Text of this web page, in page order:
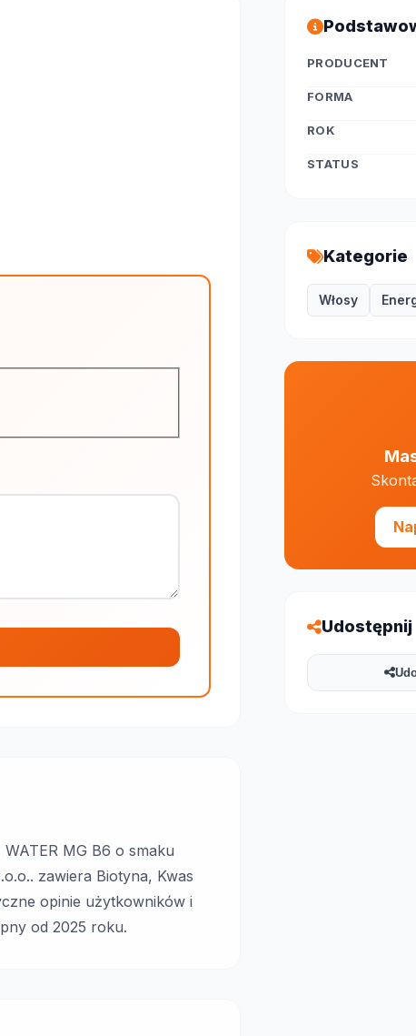
Maksymalnie 1000 znaków
MG B6 o smaku
zawiera Biotyna, Kwas
opinie użytkowników i
od 2025 roku.
PRODUCENT
FORMA
ROK
STATUS
Kategorie
Włosy
Udostępnij